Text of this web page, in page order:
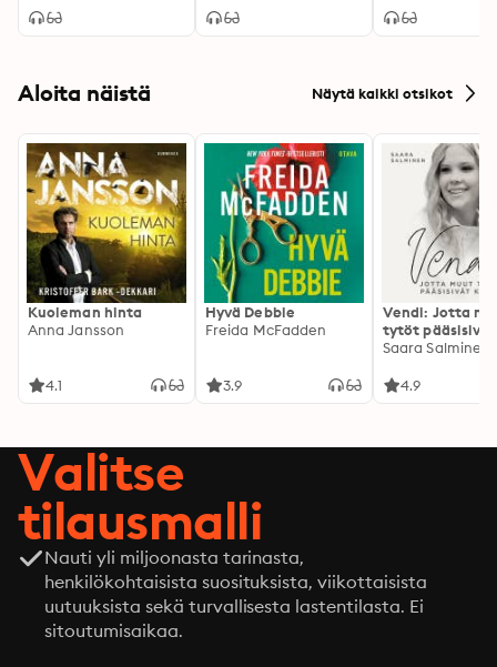
Aloita näistä Näytä kaikki otsikot
Kuoleman hinta
Anna Jansson
4.1
Hyvä Debbie
Freida McFadden
3.9
Vendi: Jotta
tytöt pääsisivät
kotiin
Saara Salminen
4.9
Valitse
tilausmalli
Nauti yli miljoonasta tarinasta,
henkilökohtaisista suosituksista, viikottaisista
uutuuksista sekä turvallisesta lastentilasta. Ei
sitoutumisaikaa.